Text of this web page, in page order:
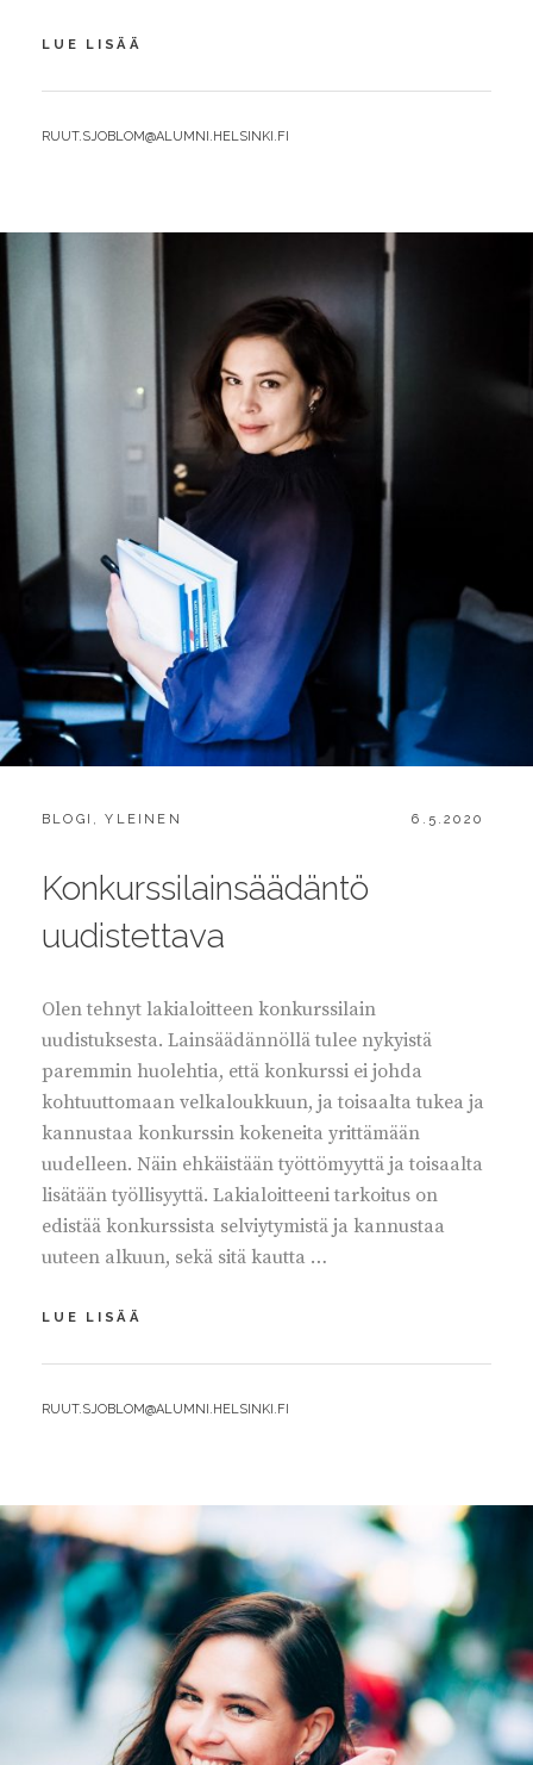
LUE LISÄÄ
EETTINEN
EKOLOGINEN
BY
RUUT.SJOBLOM@ALUMNI.HELSINKI.FI
CATEGORIES:
BLOGI ,YLEINEN
POSTED
6.5.2020
Konkurssilainsäädäntö
uudistettava
Olen tehnyt lakialoitteen konkurssilain
uudistuksesta. Lainsäädännöllä tulee nykyistä
paremmin huolehtia, että konkurssi ei johda
kohtuuttomaan velkaloukkuun, ja toisaalta tukea ja
kannustaa konkurssin kokeneita yrittämään
uudelleen. Näin ehkäistään työttömyyttä ja toisaalta
lisätään työllisyyttä. Lakialoitteeni tarkoitus on
edistää konkurssista selviytymistä ja kannustaa
uuteen alkuun, sekä sitä kautta …
LUE LISÄÄ
BY
RUUT.SJOBLOM@ALUMNI.HELSINKI.FI